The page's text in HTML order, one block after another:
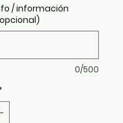
oferta
/ información
0/500